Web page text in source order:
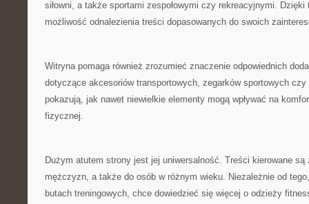
siłowni, a także sportami zespołowymi czy rekreacyjnymi.
możliwość odnalezienia treści dopasowanych do swoich
Witryna pomaga również zrozumieć znaczenie odpowiednich
dotyczące akcesoriów transportowych, zegarków sportowych
pokazują, jak nawet niewielkie elementy mogą wpływać na
fizycznej.
Dużym atutem strony jest jej uniwersalność. Treści kierowane są
mężczyzn, a także do osób w różnym wieku. Niezależnie od
butach treningowych, chce dowiedzieć się więcej o odzieży